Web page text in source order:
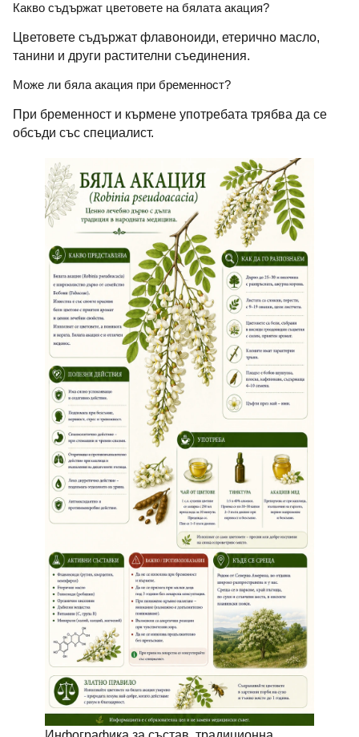
Какво съдържат цветовете на бялата акация?
Цветовете съдържат флавоноиди, етерично масло,
танини и други растителни съединения.
Може ли бяла акация при бременност?
При бременност и кърмене употребата трябва да се
обсъди със специалист.